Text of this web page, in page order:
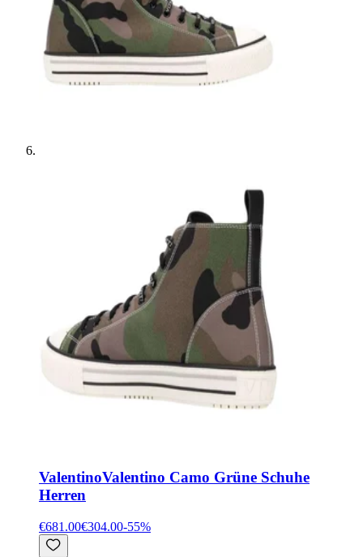
ValentinoValentino Camo Grüne Schuhe
Herren
€681.00€304.00-55%